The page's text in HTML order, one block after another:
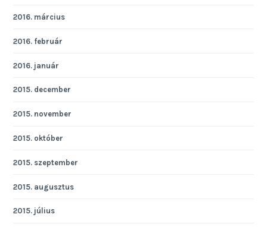
2016. március
2016. február
2016. január
2015. december
2015. november
2015. október
2015. szeptember
2015. augusztus
2015. július